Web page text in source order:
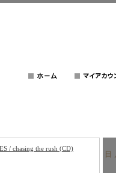
/ chasing the rush (CD)
日